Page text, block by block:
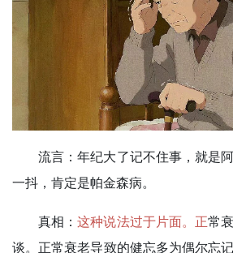
流言：年纪大了记不住事，就是
一抖，肯定是帕金森病。
真相：这种说法过于片面。正常
谈。正常衰老导致的健忘多为偶尔忘